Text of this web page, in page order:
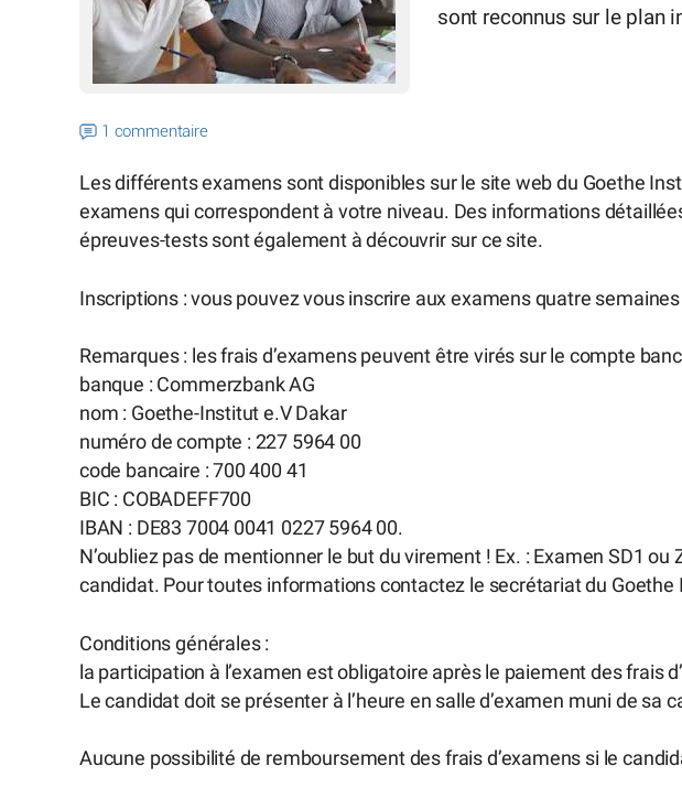
sont reconnus sur le plan
1 commentaire
Les différents examens sont disponibles sur le site web du Goethe
examens qui correspondent à votre niveau. Des informations
épreuves-tests sont également à découvrir sur ce site.
Inscriptions : vous pouvez vous inscrire aux examens quatre semaines
Remarques : les frais d’examens peuvent être virés sur le compte
banque : Commerzbank AG
nom : Goethe-Institut e.V Dakar
numéro de compte : 227 5964 00
code bancaire : 700 400 41
BIC : COBADEFF700
IBAN : DE83 7004 0041 0227 5964 00.
N’oubliez pas de mentionner le but du virement ! Ex. : Examen SD1 ou
candidat. Pour toutes informations contactez le secrétariat du Goethe
Conditions générales :
la participation à l’examen est obligatoire après le paiement des frais
Le candidat doit se présenter à l’heure en salle d’examen muni de sa
Aucune possibilité de remboursement des frais d’examens si le